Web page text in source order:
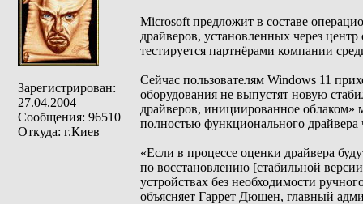
Зарегистрирован:
27.04.2004
Сообщения: 96510
Откуда: г.Киев
Microsoft предложит в составе
драйверов, установленных через
тестируется партнёрами компании
Сейчас пользователям Windows 11
оборудования не выпустят новую
драйверов, инициированное
полностью функционального драйвера
«Если в процессе оценки драйвера
по восстановлению [стабильной
устройствах без необходимости
объясняет Гаррет Дюшен, главный